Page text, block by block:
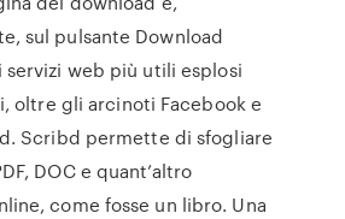
sul pulsante Download
servizi web più utili esplosi
oltre gli arcinoti Facebook e
Scribd permette di sfogliare
DOC e quant’altro
come fosse un libro. Una